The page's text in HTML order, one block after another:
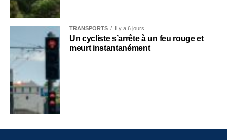
TRANSPORTS Il y a 6 jours
Un cycliste s’arrête à un feu rouge et
meurt instantanément